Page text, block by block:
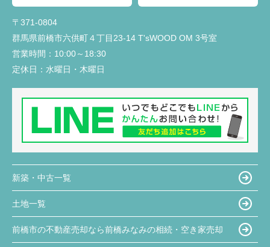
〒371-0804
群馬県前橋市六供町４丁目23‐14 T'sWOOD OM 3号室
営業時間： 10:00～18:30
定休日： 水曜日・木曜日
新築・中古一覧
土地一覧
前橋市の不動産売却なら前橋みなみの相続・空き家売却